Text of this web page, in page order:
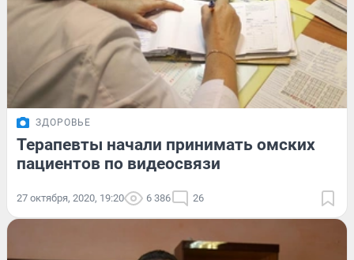
ЗДОРОВЬЕ
Терапевты начали принимать омских
пациентов по видеосвязи
27 октября, 2020, 19:20 6 386 26